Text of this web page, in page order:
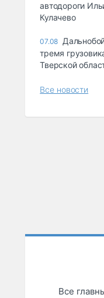
автодороги
Кулачево
07.08
тремя
Тверской
Все новости
Все